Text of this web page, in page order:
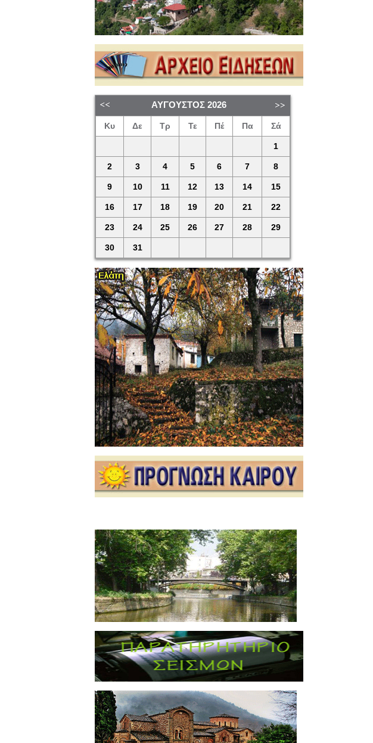
ΑΎΓΟΥΣΤΟΣ 2026
Κυ Δε Τρ Τε Πέ Πα Σά
1
2 3 4 5 6 7 8
9 10 11 12 13 14 15
16 17 18 19 20 21 22
23 24 25 26 27 28 29
30 31